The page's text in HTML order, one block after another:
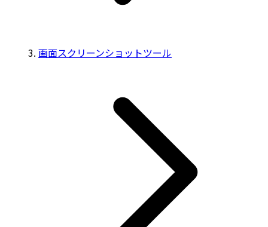
画面スクリーンショットツール